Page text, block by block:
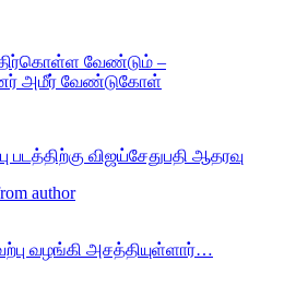
வேண்டும் –
அமீர் வேண்டுகோள்
விஜய்சேதுபதி ஆதரவு
author
வழங்கி அசத்தியுள்ளார்…